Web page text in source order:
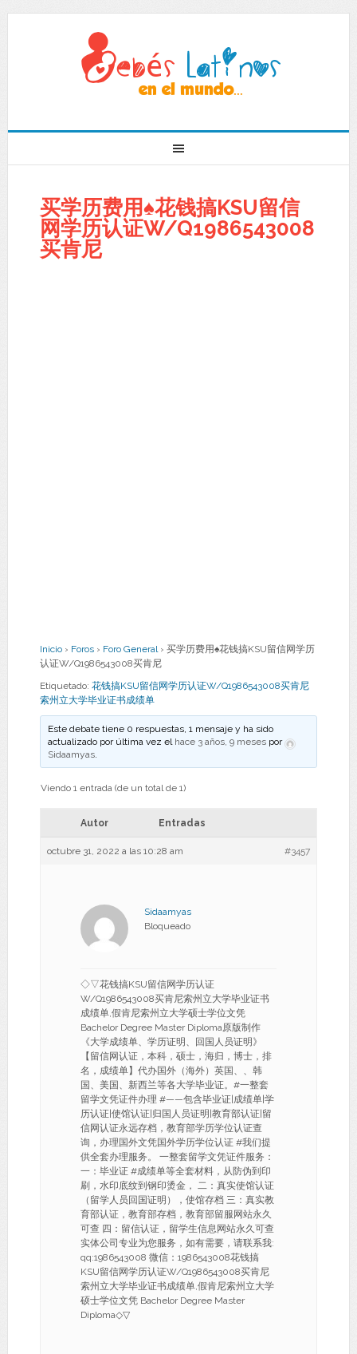
买学历费用♠花钱搞KSU留信
网学历认证W/Q1986543008
买肯尼
Inicio › Foros › Foro General › 买学历费用♠花钱搞KSU留信网学历
认证W/Q1986543008买肯尼
Etiquetado: 花钱搞KSU留信网学历认证W/Q1986543008买肯尼
索州立大学毕业证书成绩单
Este debate tiene 0 respuestas, 1 mensaje y ha sido
actualizado por última vez el hace 3 años, 9 meses por
Sidaamyas.
Viendo 1 entrada (de un total de 1)
Autor Entradas
octubre 31, 2022 a las 10:28 am #3457
Sidaamyas
Bloqueado
◇▽花钱搞KSU留信网学历认证
W/Q1986543008买肯尼索州立大学毕业证书
成绩单,假肯尼索州立大学硕士学位文凭
Bachelor Degree Master Diploma原版制作
《大学成绩单、学历证明、回国人员证明》
【留信网认证，本科，硕士，海归，博士，排
名，成绩单】代办国外（海外）英国、、韩
国、美国、新西兰等各大学毕业证。#一整套
留学文凭证件办理 #——包含毕业证|成绩单|学
历认证|使馆认证|归国人员证明|教育部认证|留
信网认证永远存档，教育部学历学位认证查
询，办理国外文凭国外学历学位认证 #我们提
供全套办理服务。 一整套留学文凭证件服务：
一：毕业证 #成绩单等全套材料，从防伪到印
刷，水印底纹到钢印烫金， 二：真实使馆认证
（留学人员回国证明），使馆存档 三：真实教
育部认证，教育部存档，教育部留服网站永久
可查 四：留信认证，留学生信息网站永久可查
实体公司专业为您服务，如有需要，请联系我:
qq:1986543008 微信：1986543008花钱搞
KSU留信网学历认证W/Q1986543008买肯尼
索州立大学毕业证书成绩单,假肯尼索州立大学
硕士学位文凭 Bachelor Degree Master
Diploma◇▽